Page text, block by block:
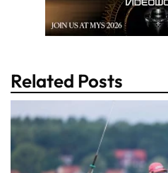
Related Posts